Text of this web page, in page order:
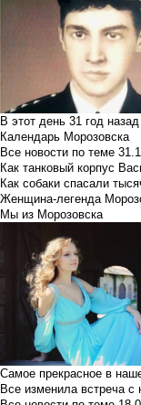
В этот день 31 год
Календарь Морозовска
Все новости по теме
Как танковый корпус
Как собаки спасали
Женщина-легенда
Мы из Морозовска
Самое прекрасное в
Все изменила встреча